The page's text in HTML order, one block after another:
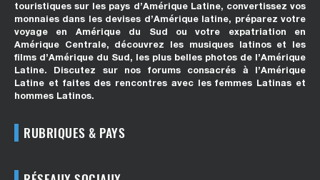
touristiques sur les pays d’Amérique Latine, convertissez vos
monnaies dans les devises d’Amérique latine, préparez votre
voyage en Amérique du Sud ou votre expatriation en
Amérique Centrale, découvrez les musiques latinos et les
films d’Amérique du Sud, les plus belles photos de l’Amérique
Latine. Discutez sur nos forums consacrés à l’Amérique
Latine et faites des rencontres avec les femmes Latinas et
hommes Latinos.
RUBRIQUES & PAYS